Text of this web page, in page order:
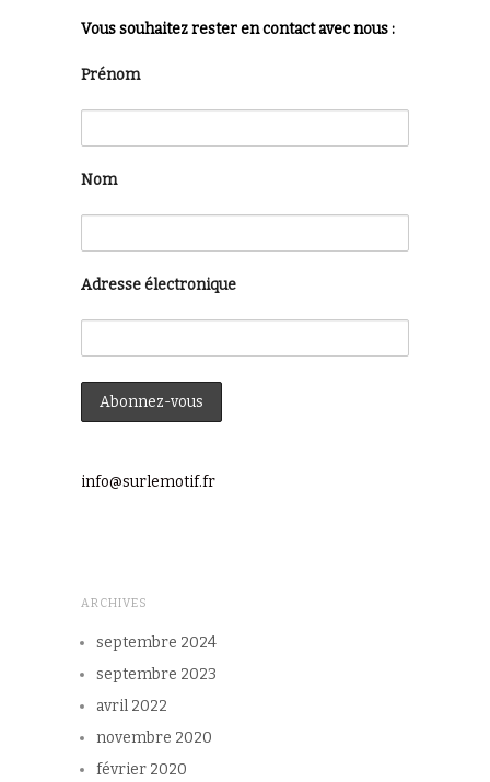
Vous souhaitez rester en contact avec nous :
Prénom
Nom
Adresse électronique
info@surlemotif.fr
ARCHIVES
septembre 2024
septembre 2023
avril 2022
novembre 2020
février 2020